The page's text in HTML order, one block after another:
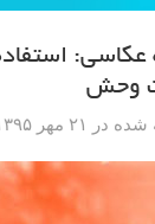
عکاسی:
وحش
۲۱ مهر ۱۳۹۵